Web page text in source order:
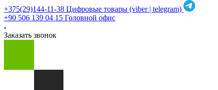
+375(29)144-11-38 Цифровые товары (viber | telegram)
+90 506 139 04 15 Головной офис
Заказать звонок